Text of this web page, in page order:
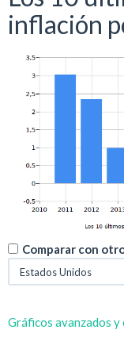
inflación
Comparar con
Gráficos avanzados y